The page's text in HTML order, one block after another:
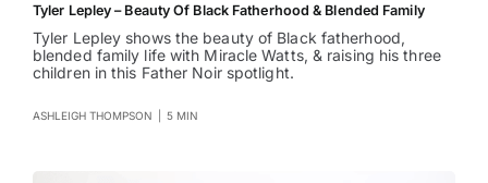
Tyler Lepley – Beauty Of Black Fatherhood & Blended Family
Tyler Lepley shows the beauty of Black fatherhood,
blended family life with Miracle Watts, & raising his three
children in this Father Noir spotlight.
ASHLEIGH THOMPSON 5 MIN